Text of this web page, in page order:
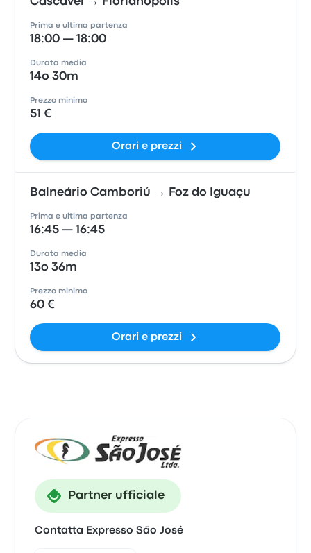
Prima e ultima partenza
18:00 — 18:00
Durata media
14o 30m
Prezzo minimo
51 €
Orari e prezzi
Balneário Camboriú → Foz do Iguaçu
Prima e ultima partenza
16:45 — 16:45
Durata media
13o 36m
Prezzo minimo
60 €
Orari e prezzi
Partner ufficiale
Contatta Expresso São José